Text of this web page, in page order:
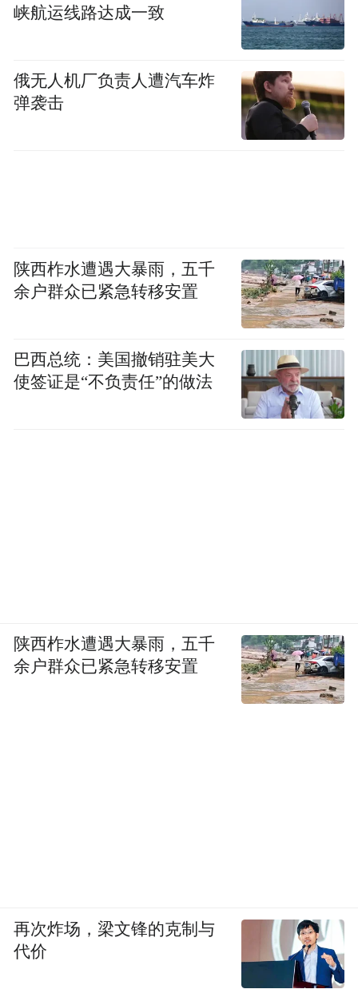
峡航运线路达成一致
俄无人机厂负责人遭汽车炸
弹袭击
陕西柞水遭遇大暴雨，五千
余户群众已紧急转移安置
巴西总统：美国撤销驻美大
使签证是“不负责任”的做法
陕西柞水遭遇大暴雨，五千
余户群众已紧急转移安置
再次炸场，梁文锋的克制与
代价